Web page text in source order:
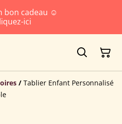
bon cadeau ☺️
ici
/ Tablier Enfant Personnalisé